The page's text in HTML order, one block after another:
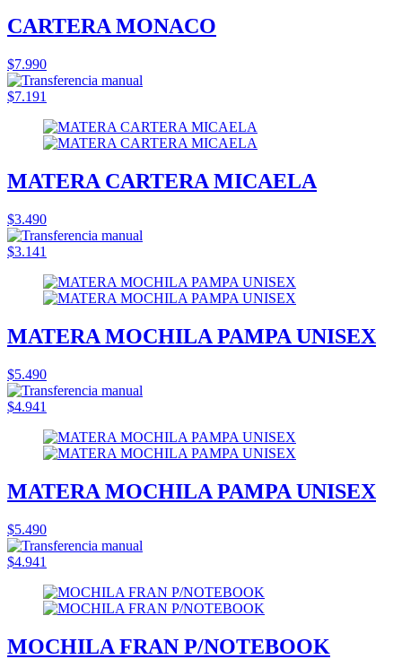
CARTERA MONACO
$7.990
$7.191
MATERA CARTERA MICAELA
$3.490
$3.141
MATERA MOCHILA PAMPA UNISEX
$5.490
$4.941
MATERA MOCHILA PAMPA UNISEX
$5.490
$4.941
MOCHILA FRAN P/NOTEBOOK